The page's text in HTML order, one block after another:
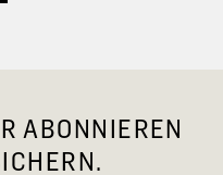
ABONNIEREN